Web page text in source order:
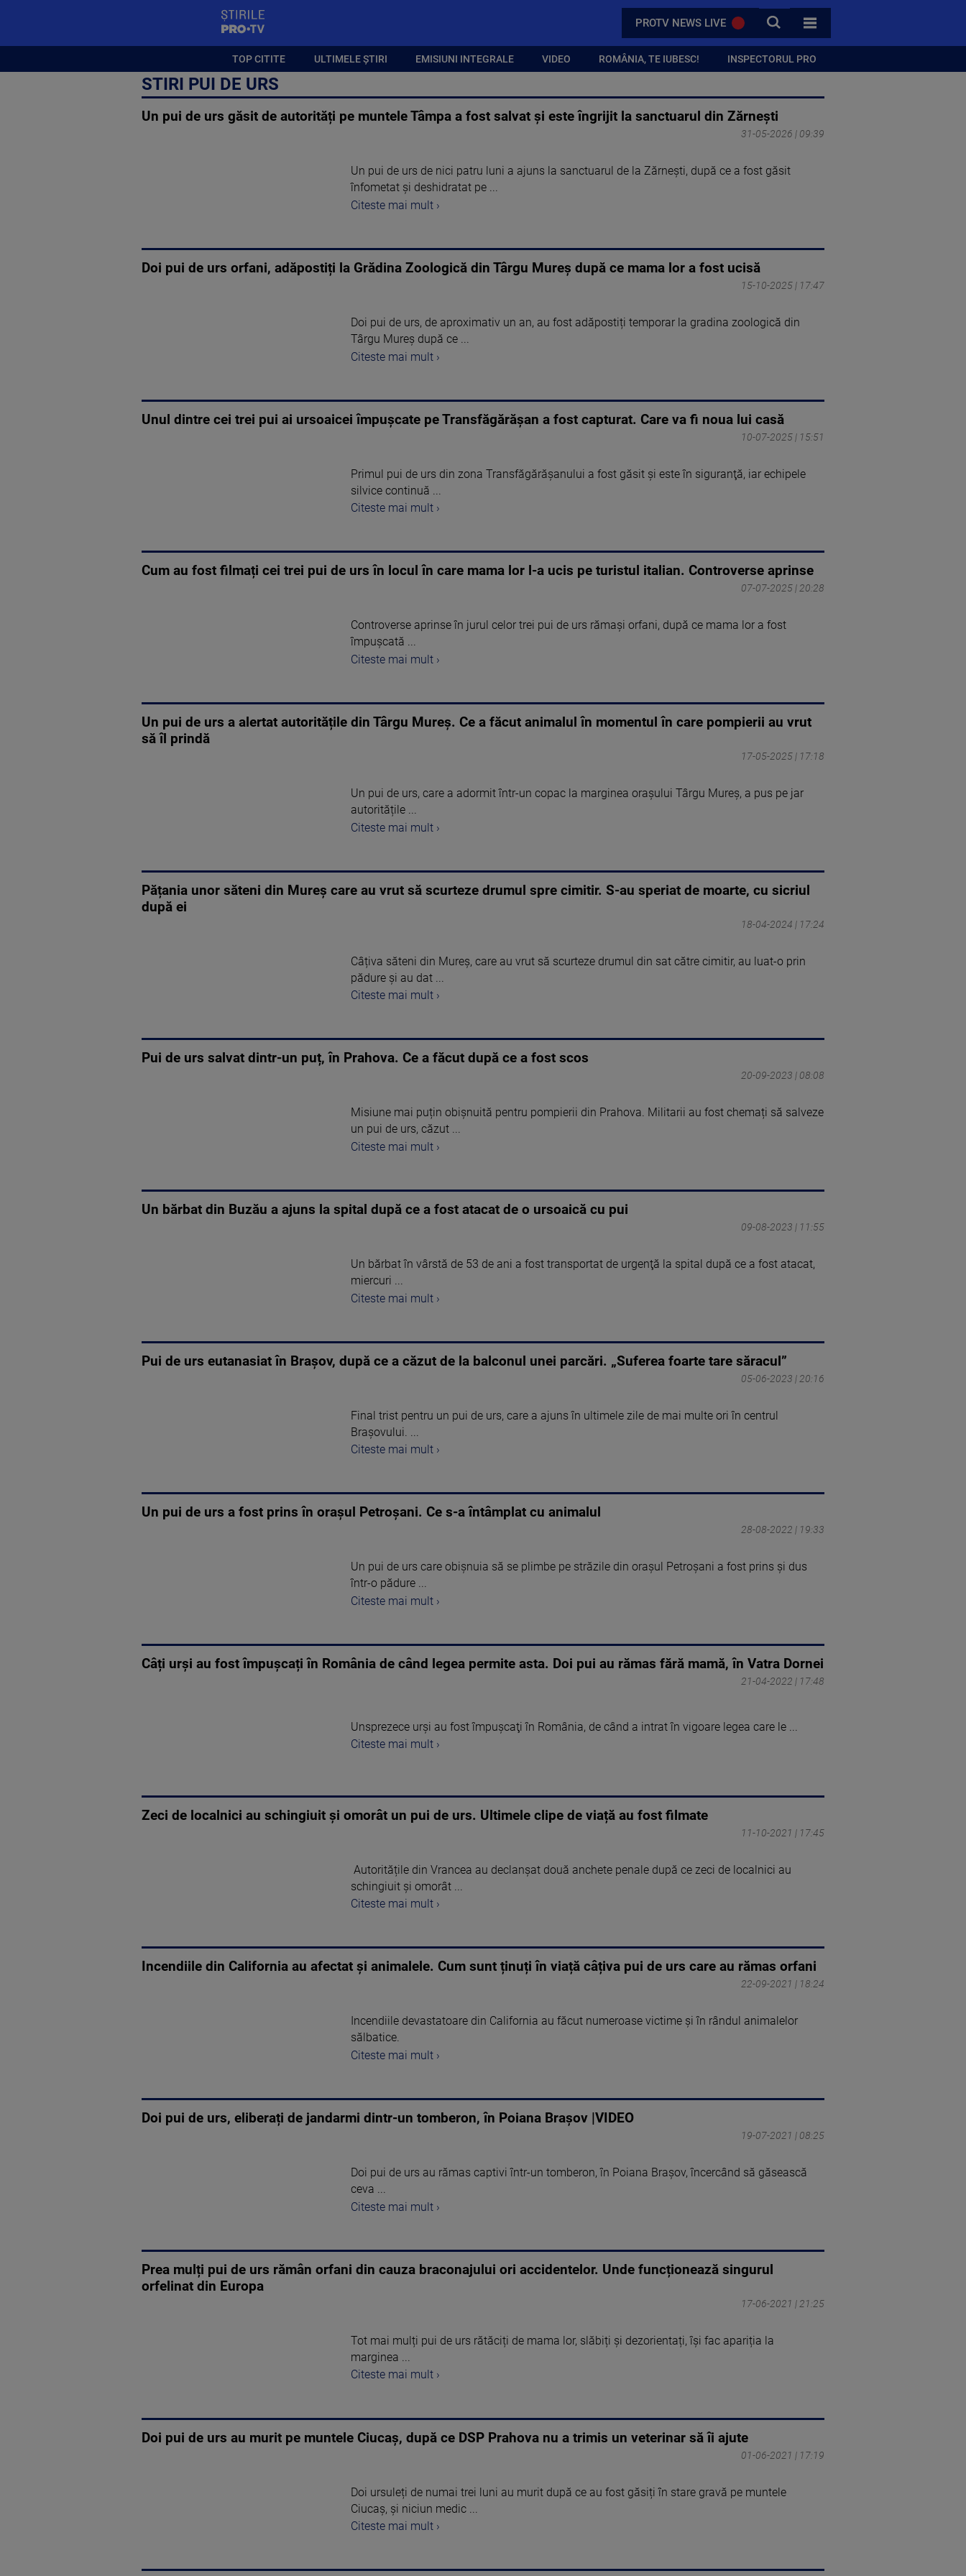
PROTV NEWS LIVE CAUTA
TOATE CATEGORIILE
TOP CITITE ULTIMELE ȘTIRI EMISIUNI INTEGRALE VIDEO ROMÂNIA, TE IUBESC! INSPECTORUL PRO
STIRI PUI DE URS
Un pui de urs găsit de autorități pe muntele Tâmpa a fost salvat și este îngrijit la sanctuarul din Zărnești
31-05-2026 | 09:39
Un pui de urs de nici patru luni a ajuns la sanctuarul de la Zărnești, după ce a fost găsit
înfometat și deshidratat pe ...
Citeste mai mult ›
Doi pui de urs orfani, adăpostiți la Grădina Zoologică din Târgu Mureș după ce mama lor a fost ucisă
15-10-2025 | 17:47
Doi pui de urs, de aproximativ un an, au fost adăpostiți temporar la gradina zoologică din
Târgu Mureș după ce ...
Citeste mai mult ›
Unul dintre cei trei pui ai ursoaicei împușcate pe Transfăgărășan a fost capturat. Care va fi noua lui casă
10-07-2025 | 15:51
Primul pui de urs din zona Transfăgărăşanului a fost găsit şi este în siguranţă, iar echipele
silvice continuă ...
Citeste mai mult ›
Cum au fost filmați cei trei pui de urs în locul în care mama lor l-a ucis pe turistul italian. Controverse aprinse
07-07-2025 | 20:28
Controverse aprinse în jurul celor trei pui de urs rămași orfani, după ce mama lor a fost
împușcată ...
Citeste mai mult ›
Un pui de urs a alertat autoritățile din Târgu Mureș. Ce a făcut animalul în momentul în care pompierii au vrut
să îl prindă
17-05-2025 | 17:18
Un pui de urs, care a adormit într-un copac la marginea orașului Târgu Mureș, a pus pe jar
autoritățile ...
Citeste mai mult ›
Pățania unor săteni din Mureș care au vrut să scurteze drumul spre cimitir. S-au speriat de moarte, cu sicriul
după ei
18-04-2024 | 17:24
Câțiva săteni din Mureș, care au vrut să scurteze drumul din sat către cimitir, au luat-o prin
pădure și au dat ...
Citeste mai mult ›
Pui de urs salvat dintr-un puț, în Prahova. Ce a făcut după ce a fost scos
20-09-2023 | 08:08
Misiune mai puțin obișnuită pentru pompierii din Prahova. Militarii au fost chemați să salveze
un pui de urs, căzut ...
Citeste mai mult ›
Un bărbat din Buzău a ajuns la spital după ce a fost atacat de o ursoaică cu pui
09-08-2023 | 11:55
Un bărbat în vârstă de 53 de ani a fost transportat de urgenţă la spital după ce a fost atacat,
miercuri ...
Citeste mai mult ›
Pui de urs eutanasiat în Brașov, după ce a căzut de la balconul unei parcări. „Suferea foarte tare săracul”
05-06-2023 | 20:16
Final trist pentru un pui de urs, care a ajuns în ultimele zile de mai multe ori în centrul
Brașovului. ...
Citeste mai mult ›
Un pui de urs a fost prins în orașul Petroșani. Ce s-a întâmplat cu animalul
28-08-2022 | 19:33
Un pui de urs care obișnuia să se plimbe pe străzile din orașul Petroșani a fost prins și dus
într-o pădure ...
Citeste mai mult ›
Câți urși au fost împușcați în România de când legea permite asta. Doi pui au rămas fără mamă, în Vatra Dornei
21-04-2022 | 17:48
Unsprezece urşi au fost împuşcaţi în România, de când a intrat în vigoare legea care le ...
Citeste mai mult ›
Zeci de localnici au schingiuit și omorât un pui de urs. Ultimele clipe de viață au fost filmate
11-10-2021 | 17:45
Autoritățile din Vrancea au declanșat două anchete penale după ce zeci de localnici au
schingiuit și omorât ...
Citeste mai mult ›
Incendiile din California au afectat și animalele. Cum sunt ținuți în viață câțiva pui de urs care au rămas orfani
22-09-2021 | 18:24
Incendiile devastatoare din California au făcut numeroase victime şi în rândul animalelor
sălbatice.
Citeste mai mult ›
Doi pui de urs, eliberați de jandarmi dintr-un tomberon, în Poiana Brașov |VIDEO
19-07-2021 | 08:25
Doi pui de urs au rămas captivi într-un tomberon, în Poiana Brașov, încercând să găsească
ceva ...
Citeste mai mult ›
Prea mulți pui de urs rămân orfani din cauza braconajului ori accidentelor. Unde funcționează singurul
orfelinat din Europa
17-06-2021 | 21:25
Tot mai mulți pui de urs rătăciți de mama lor, slăbiți și dezorientați, își fac apariția la
marginea ...
Citeste mai mult ›
Doi pui de urs au murit pe muntele Ciucaș, după ce DSP Prahova nu a trimis un veterinar să îi ajute
01-06-2021 | 17:19
Doi ursuleți de numai trei luni au murit după ce au fost găsiți în stare gravă pe muntele
Ciucaș, și niciun medic ...
Citeste mai mult ›